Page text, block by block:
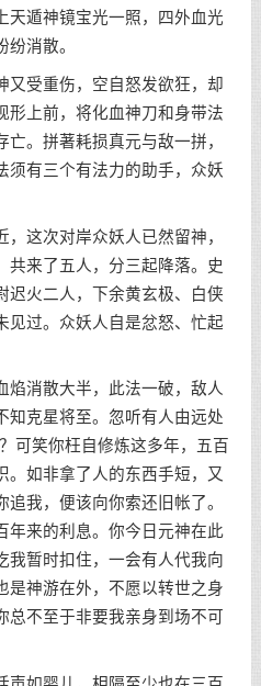
天遁神镜宝光一照，四外血光
消散。
受重伤，空自怒发欲狂，却
形上前，将化血神刀和身带法
。拼著耗损真元与敌一拼，
须有三个有法力的助手，众妖
这次对岸众妖人已然留神，
共来了五人，分三起降落。史
迟火二人，下余黄玄极、白侠
见过。众妖人自是忿怒、忙起
消散大半，此法一破，敌人
知克星将至。忽听有人由远处
可笑你枉自修炼这多年，五百
。如非拿了人的东西手短，又
我，便该向你索还旧帐了。
年来的利息。你今日元神在此
我暂时扣住，一会有人代我向
是神游在外，不愿以转世之身
总不至于非要我亲身到场不可